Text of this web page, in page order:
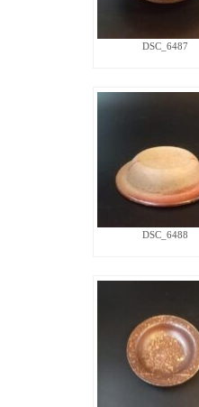
DSC_6487
DSC_6488